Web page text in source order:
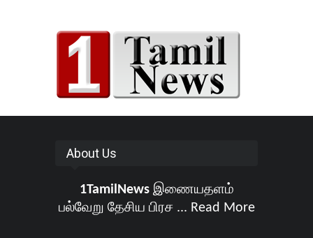
About Us
1TamilNewsஇணையதளம்
பல்வேறு தேசிய பிரச ... Read More